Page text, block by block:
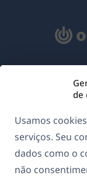
de
Usamos
serviços. Seu
dados como o
não